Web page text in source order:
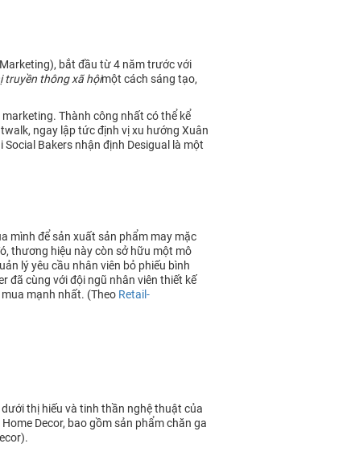
bắt đầu từ 4 năm trước với
truyền thông xã hộimột cách sáng tạo,
Thành công nhất có thể kể
ngay lập tức định vị xu hướng Xuân
Bakers nhận định Desigual là một
mình để sản xuất sản phẩm may mặc
thương hiệu này còn sở hữu một mô
lý yêu cầu nhân viên bỏ phiếu bình
đã cùng với đội ngũ nhân viên thiết kế
mạnh nhất. (Theo Retail-
thị hiếu và tinh thần nghệ thuật của
Decor, bao gồm sản phẩm chăn ga